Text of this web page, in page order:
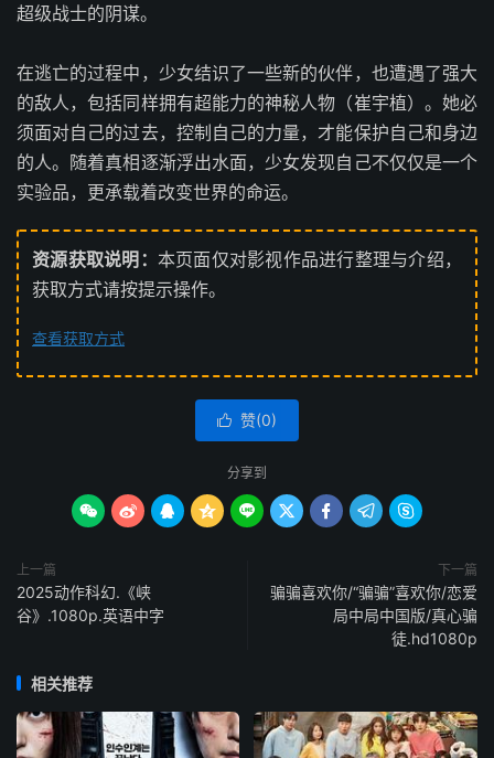
超级战士的阴谋。
在逃亡的过程中，少女结识了一些新的伙伴，也遭遇了强大
的敌人，包括同样拥有超能力的神秘人物（崔宇植）。她必
须面对自己的过去，控制自己的力量，才能保护自己和身边
的人。随着真相逐渐浮出水面，少女发现自己不仅仅是一个
实验品，更承载着改变世界的命运。
资源获取说明： 本页面仅对影视作品进行整理与介绍，
获取方式请按提示操作。
查看获取方式
 赞(0)
分享到
        
上一篇
2025动作科幻.《峡
谷》.1080p.英语中字
下一篇
骗骗喜欢你/“骗骗”喜欢你/恋爱
局中局中国版/真心骗
徒.hd1080p
相关推荐